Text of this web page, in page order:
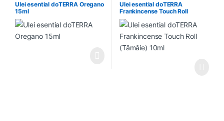
Ulei esential doTERRA Oregano
15ml
Ulei esential doTERRA
Frankincense Touch Roll
(Tămâie) 10ml